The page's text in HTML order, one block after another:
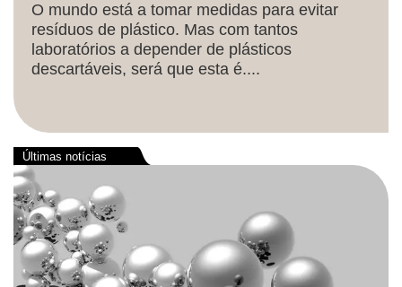
O mundo está a tomar medidas para evitar
resíduos de plástico. Mas com tantos
laboratórios a depender de plásticos
descartáveis, será que esta é....